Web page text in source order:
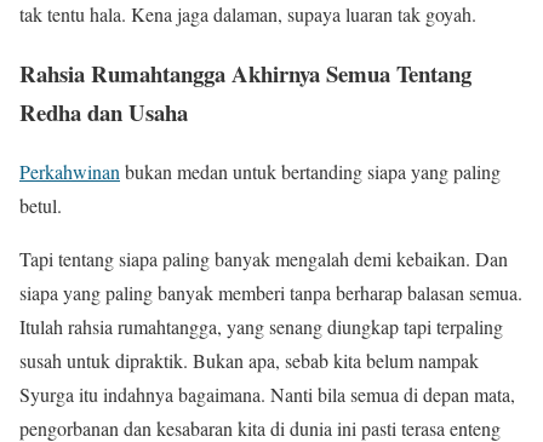
tak tentu hala. Kena jaga dalaman, supaya luaran tak goyah.
Rahsia Rumahtangga Akhirnya Semua Tentang
Redha dan Usaha
Perkahwinan bukan medan untuk bertanding siapa yang paling
betul.
Tapi tentang siapa paling banyak mengalah demi kebaikan. Dan
siapa yang paling banyak memberi tanpa berharap balasan semua.
Itulah rahsia rumahtangga, yang senang diungkap tapi terpaling
susah untuk dipraktik. Bukan apa, sebab kita belum nampak
Syurga itu indahnya bagaimana. Nanti bila semua di depan mata,
pengorbanan dan kesabaran kita di dunia ini pasti terasa enteng